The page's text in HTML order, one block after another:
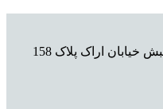
تهران ایرنشهر شمالی نبش خیابان اراک پلاک 158